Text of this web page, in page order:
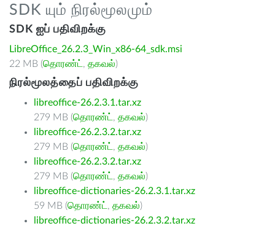
SDK யும் நிரல்மூலமும்
SDK ஐப் பதிவிறக்கு
LibreOffice_26.2.3_Win_x86-64_sdk.msi
22 MB (தொரண்ட் , தகவல்)
நிரல்மூலத்தைப் பதிவிறக்கு
libreoffice-26.2.3.1.tar.xz
279 MB (தொரண்ட் , தகவல்)
libreoffice-26.2.3.2.tar.xz
279 MB (தொரண்ட் , தகவல்)
libreoffice-26.2.3.2.tar.xz
279 MB (தொரண்ட் , தகவல்)
libreoffice-dictionaries-26.2.3.1.tar.xz
59 MB (தொரண்ட் , தகவல்)
libreoffice-dictionaries-26.2.3.2.tar.xz